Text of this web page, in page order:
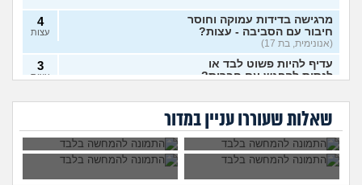
מרגישה בדידות עמוקה וחוסר
חיבור עם הסביבה - עצות?
(אנונימית, בת 17)
4
עצות
עדיף להיות פשוט לבד או
לנסות להפגש עם חברות?
3
עצות
(nono, בת 15)
איך לומר להורים שאני רוצה
להיות חילוני?
(אהרן, בן 17)
9
שאלות שעוררו עניין במדור
האם כל בני האדם
צאצאים?
האם לצאת למסע
איך לפרוש מהבית
אמר שמסובך יותר
הם רואים ישר
לחתונה, זה לגיטימי או
לא?